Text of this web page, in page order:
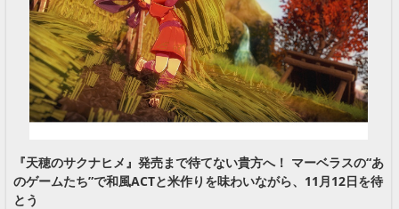
『天穂のサクナヒメ』発売まで待てない貴方へ！ マーベラスの“あ
のゲームたち”で和風ACTと米作りを味わいながら、11月12日を待
とう